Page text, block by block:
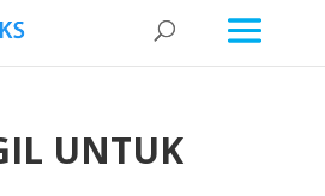
UNTUK